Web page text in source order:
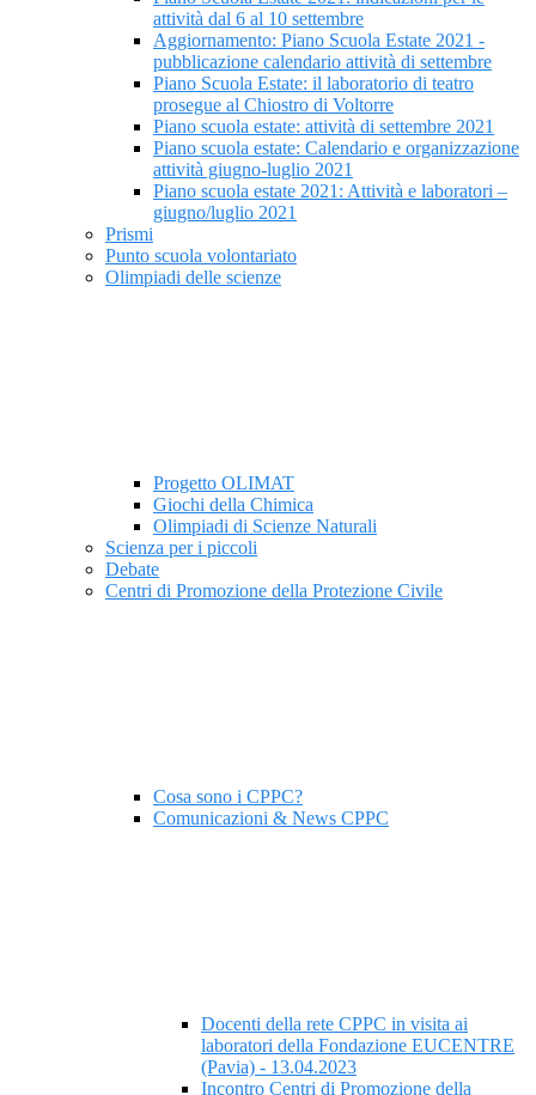
attività dal 6 al 10 settembre
Aggiornamento: Piano Scuola Estate 2021 -
pubblicazione calendario attività di settembre
Piano Scuola Estate: il laboratorio di teatro
prosegue al Chiostro di Voltorre
Piano scuola estate: attività di settembre 2021
Piano scuola estate: Calendario e organizzazione
attività giugno-luglio 2021
Piano scuola estate 2021: Attività e laboratori –
giugno/luglio 2021
Prismi
Punto scuola volontariato
Olimpiadi delle scienze
Progetto OLIMAT
Giochi della Chimica
Olimpiadi di Scienze Naturali
Scienza per i piccoli
Debate
Centri di Promozione della Protezione Civile
Cosa sono i CPPC?
Comunicazioni & News CPPC
Docenti della rete CPPC in visita ai
laboratori della Fondazione EUCENTRE
(Pavia) - 13.04.2023
Incontro Centri di Promozione della